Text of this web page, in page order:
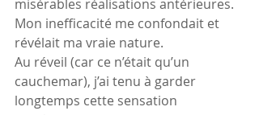
misérables réalisations antérieures.
Mon inefficacité me confondait et
révélait ma vraie nature.
Au réveil (car ce n’était qu’un
cauchemar), j’ai tenu à garder
longtemps cette sensation